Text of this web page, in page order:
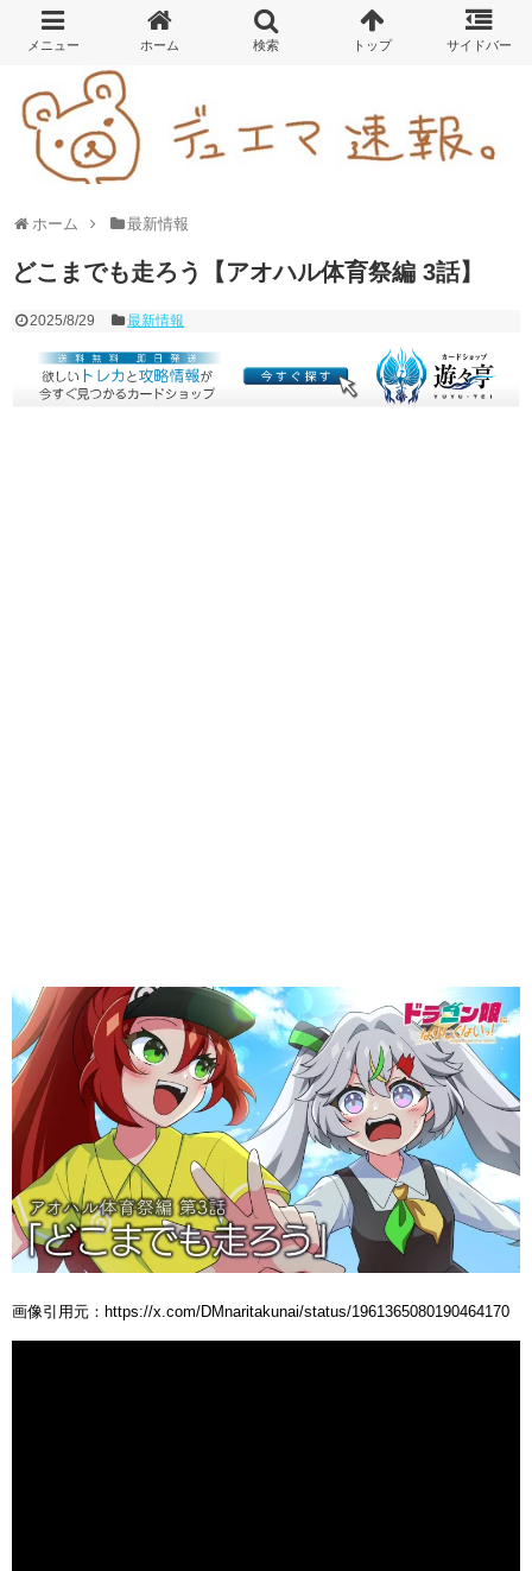
ホーム 最新情報
どこまでも走ろう【アオハル体育祭編 3話】
2025/8/29 最新情報
画像引用元：https://x.com/DMnaritakunai/status/1961365080190464170